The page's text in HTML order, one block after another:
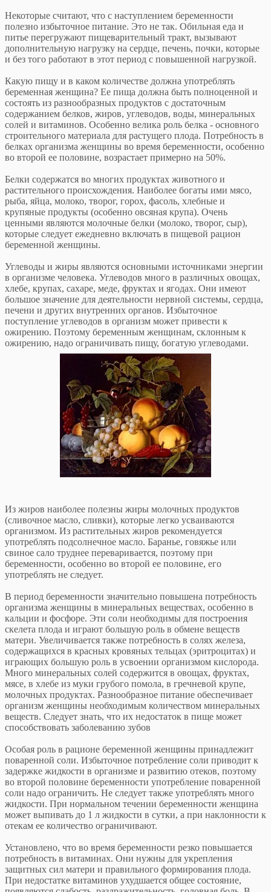
Некоторые считают, что с наступлением беременности
полезно избыточное питание. Это не так. Обильная еда и
питье перегружают пищеварительный тракт, вызывают
дополнительную нагрузку на сердце, печень, почки, которые
и без того работают в этот период с повышенной нагрузкой.
Какую пищу и в каком количестве должна употреблять
беременная женщина? Ее пища должна быть полноценной и
состоять из разнообразных продуктов с достаточным
содержанием белков, жиров, углеводов, воды, минеральных
солей и витаминов. Особенно велика роль белка - основного
строительного материала для растущего плода. Потребность в
белках организма женщины во время беременности, особенно
во второй ее половине, возрастает примерно на 50%.
Белки содержатся во многих продуктах животного и
растительного происхождения. Наиболее богаты ими мясо,
рыба, яйца, молоко, творог, горох, фасоль, хлебные и
крупяные продукты (особенно овсяная крупа). Очень
ценными являются молочные белки (молоко, творог, сыр),
которые следует ежедневно включать в пищевой рацион
беременной женщины.
Углеводы и жиры являются основными источниками энергии
в организме человека. Углеводов много в различных овощах,
хлебе, крупах, сахаре, меде, фруктах и ягодах. Они имеют
большое значение для деятельности нервной системы, сердца,
печени и других внутренних органов. Избыточное
поступление углеводов в организм может привести к
ожирению. Поэтому беременным женщинам, склонным к
ожирению, надо ограничивать пищу, богатую углеводами.
Из жиров наиболее полезны жиры молочных продуктов
(сливочное масло, сливки), которые легко усваиваются
организмом. Из растительных жиров рекомендуется
употреблять подсолнечное масло. Баранье, говяжье или
свиное сало труднее переваривается, поэтому при
беременности, особенно во второй ее половине, его
употреблять не следует.
В период беременности значительно повышена потребность
организма женщины в минеральных веществах, особенно в
кальции и фосфоре. Эти соли необходимы для построения
скелета плода и играют большую роль в обмене веществ
матери. Увеличивается также потребность в солях железа,
содержащихся в красных кровяных тельцах (эритроцитах) и
играющих большую роль в усвоении организмом кислорода.
Много минеральных солей содержится в овощах, фруктах,
мясе, в хлебе из муки грубого помола, в гречневой крупе,
молочных продуктах. Разнообразное питание обеспечивает
организм женщины необходимым количеством минеральных
веществ. Следует знать, что их недостаток в пище может
способствовать заболеванию зубов
Особая роль в рационе беременной женщины принадлежит
поваренной соли. Избыточное потребление соли приводит к
задержке жидкости в организме и развитию отеков, поэтому
во второй половине беременности употребление поваренной
соли надо ограничить. Не следует также употреблять много
жидкости. При нормальном течении беременности женщина
может выпивать до 1 л жидкости в сутки, а при наклонности к
отекам ее количество ограничивают.
Установлено, что во время беременности резко повышается
потребность в витаминах. Они нужны для укрепления
защитных сил матери и правильного формирования плода.
При недостатке витаминов ухудшается общее состояние,